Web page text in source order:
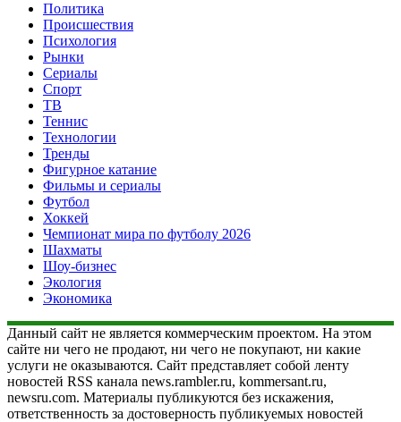
Политика
Происшествия
Психология
Рынки
Сериалы
Спорт
ТВ
Теннис
Технологии
Тренды
Фигурное катание
Фильмы и сериалы
Футбол
Хоккей
Чемпионат мира по футболу 2026
Шахматы
Шоу-бизнес
Экология
Экономика
Данный сайт не является коммерческим проектом. На этом
сайте ни чего не продают, ни чего не покупают, ни какие
услуги не оказываются. Сайт представляет собой ленту
новостей RSS канала news.rambler.ru, kommersant.ru,
newsru.com. Материалы публикуются без искажения,
ответственность за достоверность публикуемых новостей